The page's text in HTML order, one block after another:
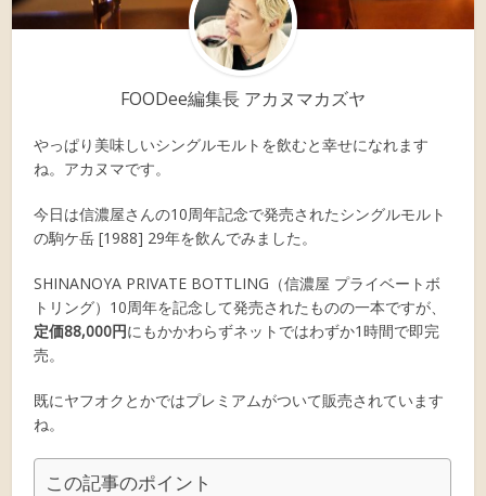
FOODee編集長 アカヌマカズヤ
やっぱり美味しいシングルモルトを飲むと幸せになれます
ね。アカヌマです。
今日は信濃屋さんの10周年記念で発売されたシングルモルト
の駒ケ岳 [1988] 29年を飲んでみました。
SHINANOYA PRIVATE BOTTLING（信濃屋 プライベートボ
トリング）10周年を記念して発売されたものの一本ですが、
定価88,000円にもかかわらずネットではわずか1時間で即完
売。
既にヤフオクとかではプレミアムがついて販売されています
ね。
この記事のポイント